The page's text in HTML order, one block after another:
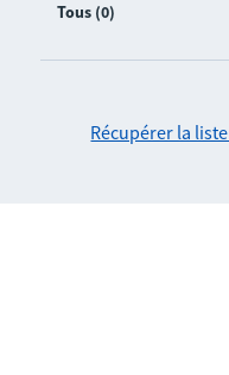
Tous (0)
Récupérer la